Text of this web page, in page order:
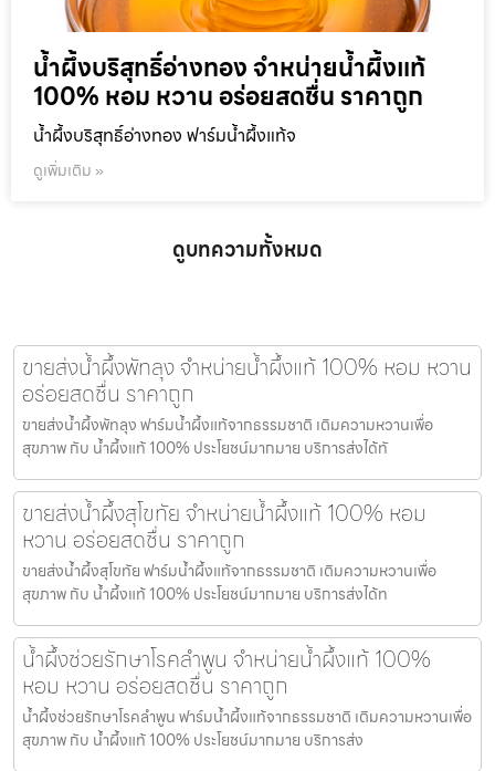
น้ำผึ้งบริสุทธิ์อ่างทอง จำหน่ายน้ำผึ้งแท้
100% หอม หวาน อร่อยสดชื่น ราคาถูก
น้ำผึ้งบริสุทธิ์อ่างทอง ฟาร์มน้ำผึ้งแท้จ
ดูเพิ่มเติม »
ดูบทความทั้งหมด
ขายส่งน้ำผึ้งพัทลุง จำหน่ายน้ำผึ้งแท้ 100% หอม หวาน
อร่อยสดชื่น ราคาถูก
ขายส่งน้ำผึ้งพัทลุง ฟาร์มน้ำผึ้งแท้จากธรรมชาติ เติมความหวานเพื่อ
สุขภาพ กับ น้ำผึ้งแท้ 100% ประโยชน์มากมาย บริการส่งได้ทั
ขายส่งน้ำผึ้งสุโขทัย จำหน่ายน้ำผึ้งแท้ 100% หอม
หวาน อร่อยสดชื่น ราคาถูก
ขายส่งน้ำผึ้งสุโขทัย ฟาร์มน้ำผึ้งแท้จากธรรมชาติ เติมความหวานเพื่อ
สุขภาพ กับ น้ำผึ้งแท้ 100% ประโยชน์มากมาย บริการส่งได้ท
น้ำผึ้งช่วยรักษาโรคลำพูน จำหน่ายน้ำผึ้งแท้ 100%
หอม หวาน อร่อยสดชื่น ราคาถูก
น้ำผึ้งช่วยรักษาโรคลำพูน ฟาร์มน้ำผึ้งแท้จากธรรมชาติ เติมความหวานเพื่อ
สุขภาพ กับ น้ำผึ้งแท้ 100% ประโยชน์มากมาย บริการส่ง